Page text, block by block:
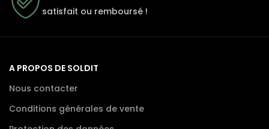
satisfait ou remboursé !
A PROPOS DE SOLDIT
Nous contacter
Conditions générales de vente